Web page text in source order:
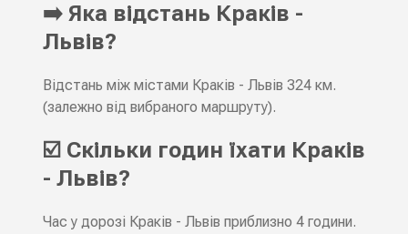
➡️ Яка відстань Краків -
Львів?
Відстань між містами Краків - Львів 324 км.
(залежно від вибраного маршруту).
☑️ Скільки годин їхати Краків
- Львів?
Час у дорозі Краків - Львів приблизно 4 години.